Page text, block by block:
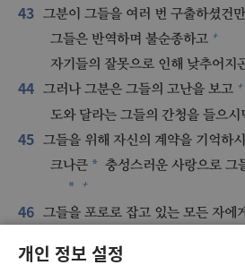
개인 정보 설정
43 그분이 그들을 여러 번 구출하셨건
그들은 반역하며 불순종하고 +
자기들의 잘못으로 인해 낮추어지
44 그러나 그분은 그들의 고난을 보고 +
도와 달라는 그들의 간청을 들으시
45 그들을 위해 자신의 계약을 기억하
크나큰 * 충성스러운 사랑으로 그
* +
46 그들을 포로로 잡고 있는 모든 자에